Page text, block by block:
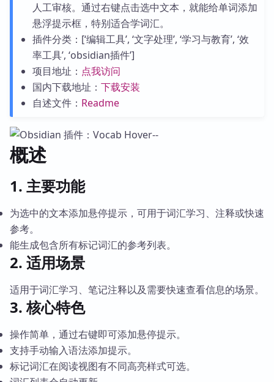
人工审核。通过右键点击选中文本，就能给单词添加
悬浮提示框，特别适合学词汇。
插件分类：[‘编辑工具’, ‘文字处理’, ‘学习与教育’, ‘效
率工具’, ‘obsidian插件’]
项目地址： 点我访问
国内下载地址： 下载安装
自述文件： Readme
概述
1. 主要功能
为选中的文本添加悬停提示，可用于词汇学习、注释或快速
参考。
能生成包含所有标记词汇的参考列表。
2. 适用场景
适用于词汇学习、笔记注释以及需要快速查看信息的场景。
3. 核心特色
操作简单，通过右键即可添加悬停提示。
支持手动输入语法添加提示。
标记词汇在阅读视图有不同高亮样式可选。